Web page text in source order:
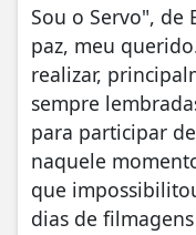
Sou o Servo", de
paz, meu
realizar,
sempre
para participar
naquele
que
dias de